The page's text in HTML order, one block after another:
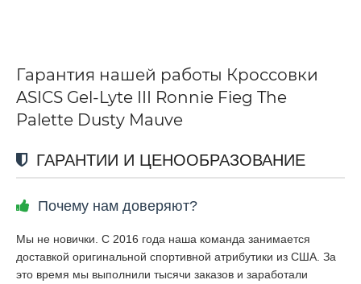
Гарантия нашей работы Кроссовки
ASICS Gel-Lyte III Ronnie Fieg The
Palette Dusty Mauve
ГАРАНТИИ И ЦЕНООБРАЗОВАНИЕ
Почему нам доверяют?
Мы не новички. С 2016 года наша команда занимается
доставкой оригинальной спортивной атрибутики из США. За
это время мы выполнили тысячи заказов и заработали